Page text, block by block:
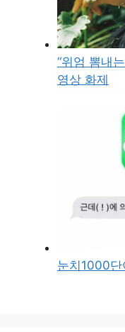
“위엄 뽐내
영상 화제
눈치1000단